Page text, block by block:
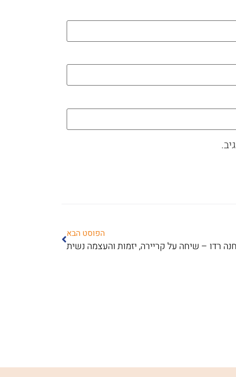
הפוסט הבא
חנה רדו – שיחה על קריירה, יזמות והעצמה נשית